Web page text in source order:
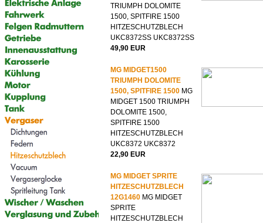
TRIUMPH DOLOMITE
1500, SPITFIRE 1500
HITZESCHUTZBLECH
UKC8372SS UKC8372SS
49,90 EUR
MG MIDGET1500
TRIUMPH DOLOMITE
1500, SPITFIRE 1500 MG
MIDGET 1500 TRIUMPH
DOLOMITE 1500,
SPITFIRE 1500
HITZESCHUTZBLECH
UKC8372 UKC8372
22,90 EUR
MG MIDGET SPRITE
HITZESCHUTZBLECH
12G1460 MG MIDGET
SPRITE
HITZESCHUTZBLECH